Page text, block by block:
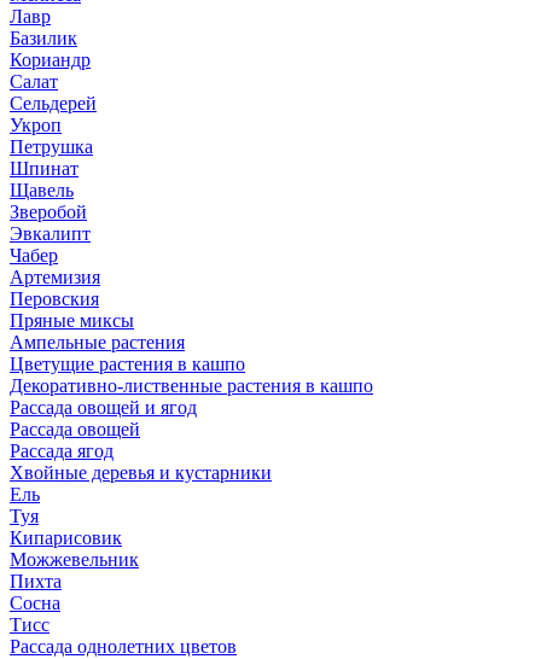
Лавр
Базилик
Кориандр
Салат
Сельдерей
Укроп
Петрушка
Шпинат
Щавель
Зверобой
Эвкалипт
Чабер
Артемизия
Перовския
Пряные миксы
Ампельные растения
Цветущие растения в кашпо
Декоративно-лиственные растения в кашпо
Рассада овощей и ягод
Рассада овощей
Рассада ягод
Хвойные деревья и кустарники
Ель
Туя
Кипарисовик
Можжевельник
Пихта
Сосна
Тисc
Рассада однолетних цветов